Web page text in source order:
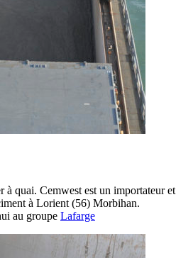
à quai. Cemwest est un importateur et
à Lorient (56) Morbihan.
au groupe Lafarge